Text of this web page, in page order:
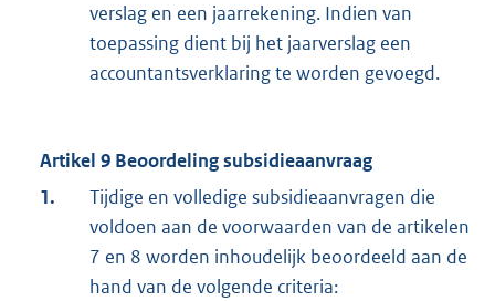
verslag en een jaarrekening. Indien van
toepassing dient bij het jaarverslag een
accountantsverklaring te worden gevoegd.
Artikel 9 Beoordeling subsidieaanvraag
1.
Tijdige en volledige subsidieaanvragen die
voldoen aan de voorwaarden van de artikelen
7 en 8 worden inhoudelijk beoordeeld aan de
hand van de volgende criteria: